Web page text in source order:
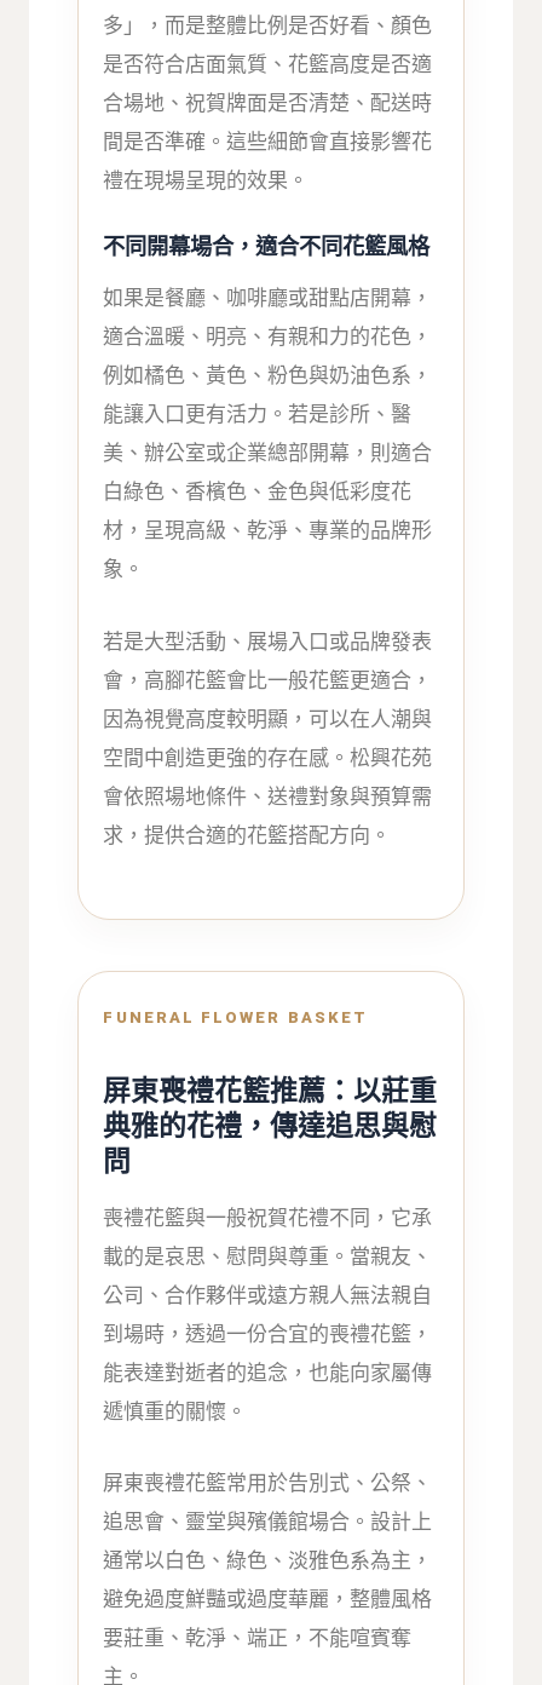
多」，而是整體比例是否好看、顏色
是否符合店面氣質、花籃高度是否適
合場地、祝賀牌面是否清楚、配送時
間是否準確。這些細節會直接影響花
禮在現場呈現的效果。
不同開幕場合，適合不同花籃風格
如果是餐廳、咖啡廳或甜點店開幕，
適合溫暖、明亮、有親和力的花色，
例如橘色、黃色、粉色與奶油色系，
能讓入口更有活力。若是診所、醫
美、辦公室或企業總部開幕，則適合
白綠色、香檳色、金色與低彩度花
材，呈現高級、乾淨、專業的品牌形
象。
若是大型活動、展場入口或品牌發表
會，高腳花籃會比一般花籃更適合，
因為視覺高度較明顯，可以在人潮與
空間中創造更強的存在感。松興花苑
會依照場地條件、送禮對象與預算需
求，提供合適的花籃搭配方向。
FUNERAL FLOWER BASKET
屏東喪禮花籃推薦：以莊重
典雅的花禮，傳達追思與慰
問
喪禮花籃與一般祝賀花禮不同，它承
載的是哀思、慰問與尊重。當親友、
公司、合作夥伴或遠方親人無法親自
到場時，透過一份合宜的喪禮花籃，
能表達對逝者的追念，也能向家屬傳
遞慎重的關懷。
屏東喪禮花籃常用於告別式、公祭、
追思會、靈堂與殯儀館場合。設計上
通常以白色、綠色、淡雅色系為主，
避免過度鮮豔或過度華麗，整體風格
要莊重、乾淨、端正，不能喧賓奪
主。